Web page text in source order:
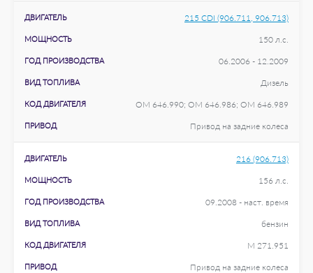
ДВИГАТЕЛЬ 215 CDI (906.711, 906.713)
МОЩНОСТЬ 150 л.с.
ГОД ПРОИЗВОДСТВА 06.2006 - 12.2009
ВИД ТОПЛИВА Дизель
КОД ДВИГАТЕЛЯ OM 646.990; OM 646.986; OM 646.989
ПРИВОД Привод на задние колеса
ДВИГАТЕЛЬ 216 (906.713)
МОЩНОСТЬ 156 л.с.
ГОД ПРОИЗВОДСТВА 09.2008 - наст. время
ВИД ТОПЛИВА бензин
КОД ДВИГАТЕЛЯ M 271.951
ПРИВОД Привод на задние колеса